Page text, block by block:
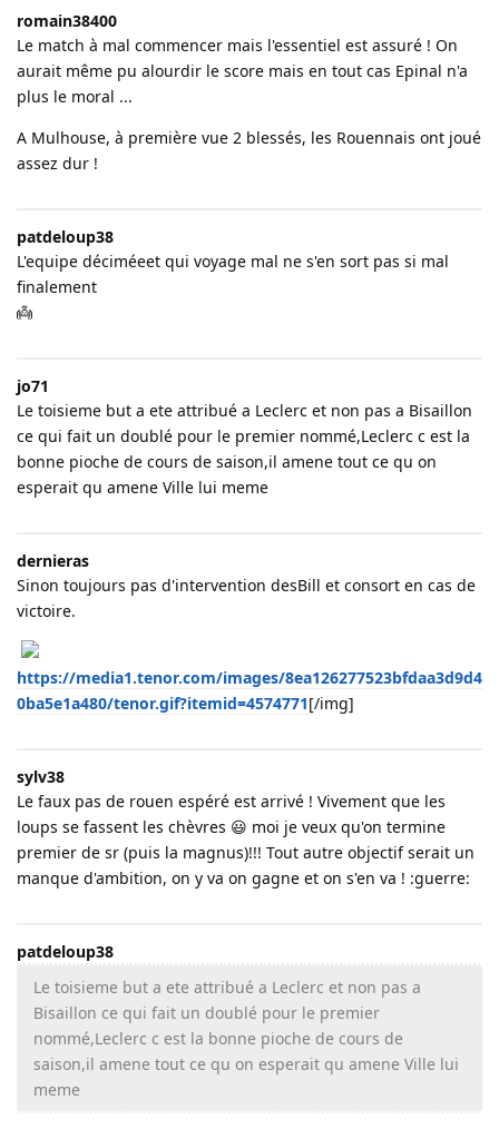
romain38400
Le match à mal commencer mais l'essentiel est assuré ! On
aurait même pu alourdir le score mais en tout cas Epinal n'a
plus le moral ...
A Mulhouse, à première vue 2 blessés, les Rouennais ont joué
assez dur !
patdeloup38
L'equipe déciméeet qui voyage mal ne s'en sort pas si mal
finalement
👼
jo71
Le toisieme but a ete attribué a Leclerc et non pas a Bisaillon
ce qui fait un doublé pour le premier nommé,Leclerc c est la
bonne pioche de cours de saison,il amene tout ce qu on
esperait qu amene Ville lui meme
dernieras
Sinon toujours pas d'intervention desBill et consort en cas de
victoire.
https://media1.tenor.com/images/8ea126277523bfdaa3d9d4
0ba5e1a480/tenor.gif?itemid=4574771[/img]
sylv38
Le faux pas de rouen espéré est arrivé ! Vivement que les
loups se fassent les chèvres 😃 moi je veux qu'on termine
premier de sr (puis la magnus)!!! Tout autre objectif serait un
manque d'ambition, on y va on gagne et on s'en va ! :guerre:
patdeloup38
Le toisieme but a ete attribué a Leclerc et non pas a
Bisaillon ce qui fait un doublé pour le premier
nommé,Leclerc c est la bonne pioche de cours de
saison,il amene tout ce qu on esperait qu amene Ville lui
meme